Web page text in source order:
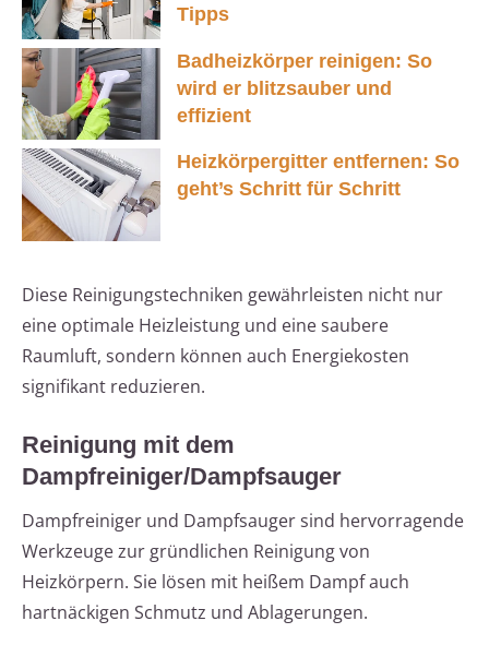
Tipps
Badheizkörper reinigen: So
wird er blitzsauber und
effizient
Heizkörpergitter entfernen: So
geht’s Schritt für Schritt
Diese Reinigungstechniken gewährleisten nicht nur
eine optimale Heizleistung und eine saubere
Raumluft, sondern können auch Energiekosten
signifikant reduzieren.
Reinigung mit dem
Dampfreiniger/Dampfsauger
Dampfreiniger und Dampfsauger sind hervorragende
Werkzeuge zur gründlichen Reinigung von
Heizkörpern. Sie lösen mit heißem Dampf auch
hartnäckigen Schmutz und Ablagerungen.